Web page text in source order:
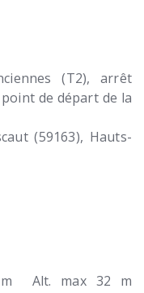
(T2), arrêt
de départ de la
(59163)
Hauts-
Alt. max 32 m